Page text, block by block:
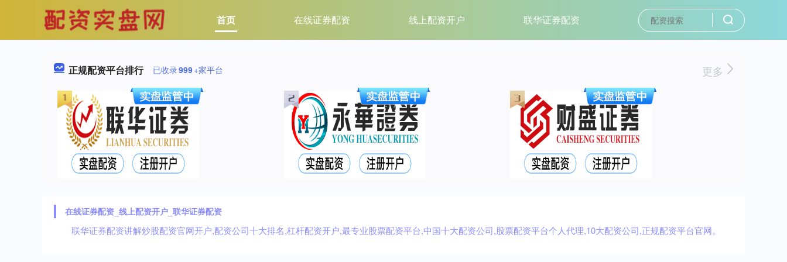
首页 在线证券配资 线上配资开户 联华证券配资
正规配资平台排行 已收录999+家平台 更多
在线证券配资_线上配资开户_联华证券配资
联华证券配资讲解炒股配资官网开户,配资公司十大排名,杠杆配资开户,最专业股票配资平台,中国十大配资公司,股票配资平台个人代理,10大配资公司,正规配资平台官网。